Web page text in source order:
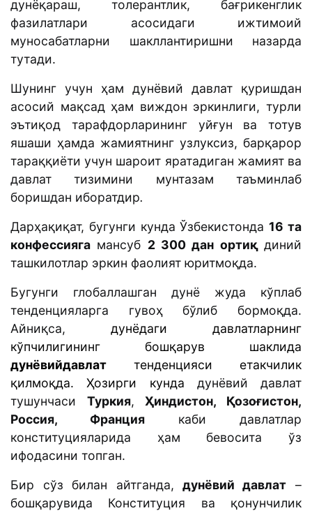
дунёқараш, толерантлик, бағрикенглик
фазилатлари асосидаги ижтимоий
муносабатларни шакллантиришни назарда
тутади.
Шунинг учун ҳам дунёвий давлат қуришдан
асосий мақсад ҳам виждон эркинлиги, турли
эътиқод тарафдорларининг уйғун ва тотув
яшаши ҳамда жамиятнинг узлуксиз, барқарор
тараққиёти учун шароит яратадиган жамият ва
давлат тизимини мунтазам таъминлаб
боришдан иборатдир.
Дарҳақиқат, бугунги кунда Ўзбекистонда16 та
конфессияга мансуб 2 300 дан ортиқдиний
ташкилотлар эркин фаолият юритмоқда.
Бугунги глобаллашган дунё жуда кўплаб
тенденцияларга гувоҳ бўлиб бормоқда.
Айниқса, дунёдаги давлатларнинг
кўпчилигининг бошқарув шаклида
дунёвийдавлат тенденцияси етакчилик
қилмоқда. Ҳозирги кунда дунёвий давлат
тушунчаси Туркия, Ҳиндистон, Қозоғистон,
Россия, Франция каби давлатлар
конституцияларида ҳам бевосита ўз
ифодасини топган.
Бир сўз билан айтганда, дунёвий давлат –
бошқарувида Конституция ва қонунчилик